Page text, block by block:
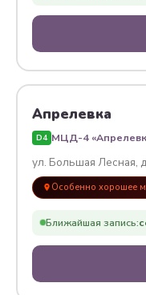
Апрелевка
D4 МЦД-4
ул. Большая Лесная,
Особенно хорошее
Ближайшая запись: